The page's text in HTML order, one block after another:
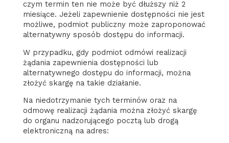
czym termin ten nie może być dłuższy niż 2
miesiące. Jeżeli zapewnienie dostępności nie jest
możliwe, podmiot publiczny może zaproponować
alternatywny sposób dostępu do informacji.
W przypadku, gdy podmiot odmówi realizacji
żądania zapewnienia dostępności lub
alternatywnego dostępu do informacji, można
złożyć skargę na takie działanie.
Na niedotrzymanie tych terminów oraz na
odmowę realizacji żądania można złożyć skargę
do organu nadzorującego pocztą lub drogą
elektroniczną na adres: